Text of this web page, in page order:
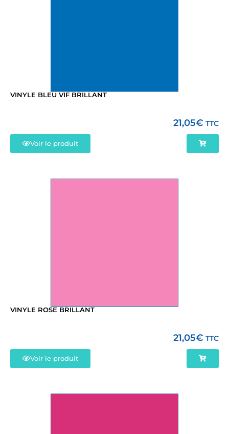
VINYLE BLEU VIF BRILLANT
21,05€ TTC
Voir le produit
VINYLE ROSE BRILLANT
21,05€ TTC
Voir le produit